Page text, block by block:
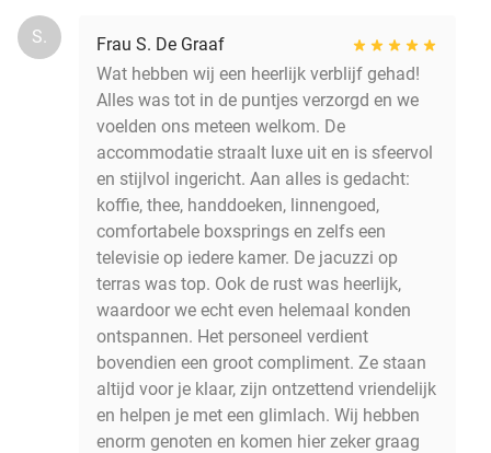
S.
Frau S. De Graaf
Wat hebben wij een heerlijk verblijf gehad!
Alles was tot in de puntjes verzorgd en we
voelden ons meteen welkom. De
accommodatie straalt luxe uit en is sfeervol
en stijlvol ingericht. Aan alles is gedacht:
koffie, thee, handdoeken, linnengoed,
comfortabele boxsprings en zelfs een
televisie op iedere kamer. De jacuzzi op
terras was top. Ook de rust was heerlijk,
waardoor we echt even helemaal konden
ontspannen. Het personeel verdient
bovendien een groot compliment. Ze staan
altijd voor je klaar, zijn ontzettend vriendelijk
en helpen je met een glimlach. Wij hebben
enorm genoten en komen hier zeker graag